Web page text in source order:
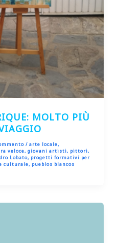
MOLTO PIÙ
/ arte locale,
veloce, giovani artisti, pittori,
Lobato, progetti formativi per
culturale, pueblos blancos